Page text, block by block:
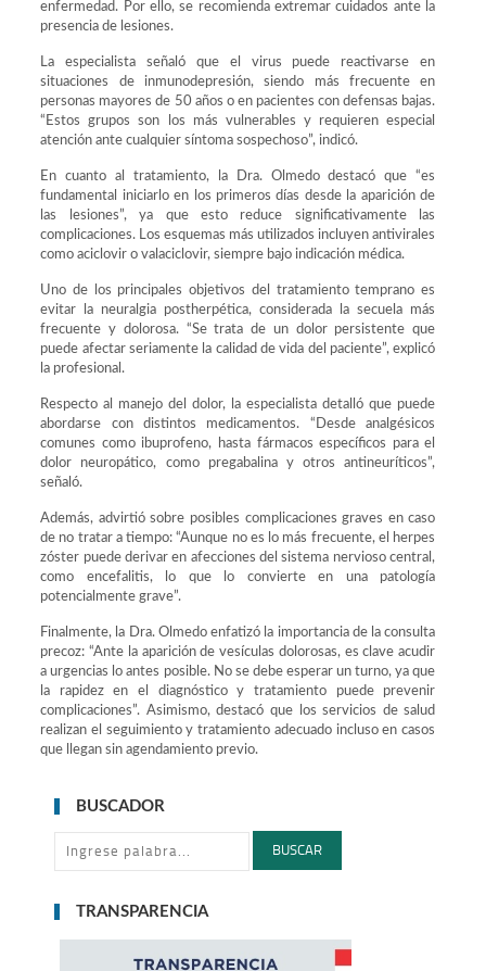
enfermedad. Por ello, se recomienda extremar cuidados ante la
presencia de lesiones.
La especialista señaló que el virus puede reactivarse en
situaciones de inmunodepresión, siendo más frecuente en
personas mayores de 50 años o en pacientes con defensas bajas.
“Estos grupos son los más vulnerables y requieren especial
atención ante cualquier síntoma sospechoso”, indicó.
En cuanto al tratamiento, la Dra. Olmedo destacó que “es
fundamental iniciarlo en los primeros días desde la aparición de
las lesiones”, ya que esto reduce significativamente las
complicaciones. Los esquemas más utilizados incluyen antivirales
como aciclovir o valaciclovir, siempre bajo indicación médica.
Uno de los principales objetivos del tratamiento temprano es
evitar la neuralgia postherpética, considerada la secuela más
frecuente y dolorosa. “Se trata de un dolor persistente que
puede afectar seriamente la calidad de vida del paciente”, explicó
la profesional.
Respecto al manejo del dolor, la especialista detalló que puede
abordarse con distintos medicamentos. “Desde analgésicos
comunes como ibuprofeno, hasta fármacos específicos para el
dolor neuropático, como pregabalina y otros antineuríticos”,
señaló.
Además, advirtió sobre posibles complicaciones graves en caso
de no tratar a tiempo: “Aunque no es lo más frecuente, el herpes
zóster puede derivar en afecciones del sistema nervioso central,
como encefalitis, lo que lo convierte en una patología
potencialmente grave”.
Finalmente, la Dra. Olmedo enfatizó la importancia de la consulta
precoz: “Ante la aparición de vesículas dolorosas, es clave acudir
a urgencias lo antes posible. No se debe esperar un turno, ya que
la rapidez en el diagnóstico y tratamiento puede prevenir
complicaciones”. Asimismo, destacó que los servicios de salud
realizan el seguimiento y tratamiento adecuado incluso en casos
que llegan sin agendamiento previo.
BUSCADOR
BUSCAR
TRANSPARENCIA